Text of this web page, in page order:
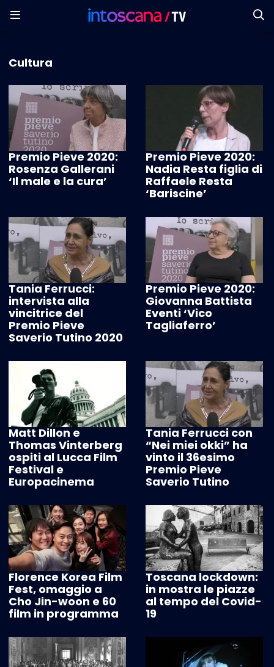
Cultura
Premio Pieve 2020:
Rosenza Gallerani
‘Il male e la cura’
Premio Pieve 2020:
Nadia Resta figlia di
Raffaele Resta
‘Bariscine’
Tania Ferrucci:
intervista alla
vincitrice del
Premio Pieve
Saverio Tutino 2020
Premio Pieve 2020:
Giovanna Battista
Eventi ‘Vico
Tagliaferro’
Matt Dillon e
Thomas Vinterberg
ospiti al Lucca Film
Festival e
Europacinema
Tania Ferrucci con
“Nei miei okki” ha
vinto il 36esimo
Premio Pieve
Saverio Tutino
Florence Korea Film
Fest, omaggio a
Cho Jin-woon e 60
film in programma
Toscana lockdown:
in mostra le piazze
al tempo del Covid-
19